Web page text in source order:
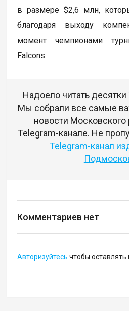
в размере $2,6 млн,
благодаря выходу
момент чемпионами
Falcons.
Надоело читать
Мы собрали все самые
новости Московского
Telegram-канале. Не
Telegram-канал
Комментариев нет
Авторизуйтесь чтобы